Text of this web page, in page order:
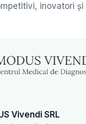
inovatori și
SRL